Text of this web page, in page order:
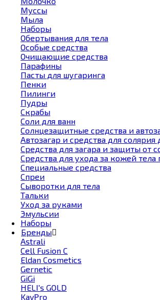
Муссы
Мыла
Наборы
Обертывания для тела
Особые средства
Очищающие средства
Парафины
Пасты для шугаринга
Пенки
Пилинги
Пудры
Скрабы
Соли для ванн
Солнцезащитные средства и
Автозагар и средства для солярия
Средства для загара и защиты от
Средства для ухода за кожей тела
Специальные средства
Спреи
Сыворотки для тела
Тальки
Уход за руками
Эмульсии
Наборы
Бренды
Astrali
Cell Fusion С
Eldan Cosmetics
Gernetic
GiGi
HELI's GOLD
KayPro